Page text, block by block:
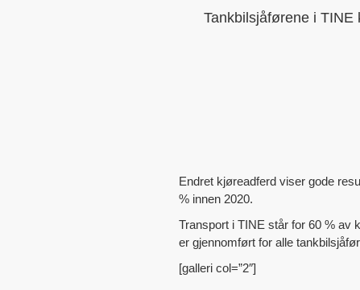
Tankbilsjåførene i
Endret kjøreadferd viser gode
% innen 2020.
Transport i TINE står for 60 % av
er gjennomført for alle
[galleri col=”2″]